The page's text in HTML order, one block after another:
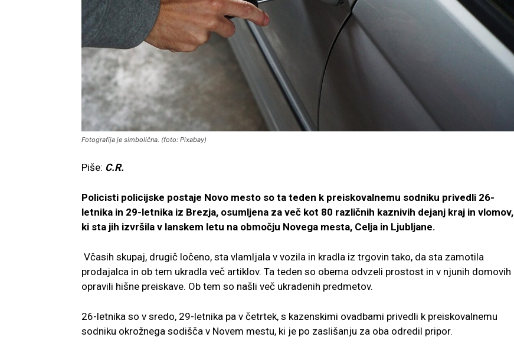
Fotografija je simbolična. (foto: Pixabay)
Piše: C.R.
Policisti policijske postaje Novo mesto so ta teden k preiskovalnemu sodniku privedli 26-
letnika in 29-letnika iz Brezja, osumljena za več kot 80 različnih kaznivih dejanj kraj in vlomov,
ki sta jih izvršila v lanskem letu na območju Novega mesta, Celja in Ljubljane.
Včasih skupaj, drugič ločeno, sta vlamljala v vozila in kradla iz trgovin tako, da sta zamotila
prodajalca in ob tem ukradla več artiklov. Ta teden so obema odvzeli prostost in v njunih domovih
opravili hišne preiskave. Ob tem so našli več ukradenih predmetov.
26-letnika so v sredo, 29-letnika pa v četrtek, s kazenskimi ovadbami privedli k preiskovalnemu
sodniku okrožnega sodišča v Novem mestu, ki je po zaslišanju za oba odredil pripor.